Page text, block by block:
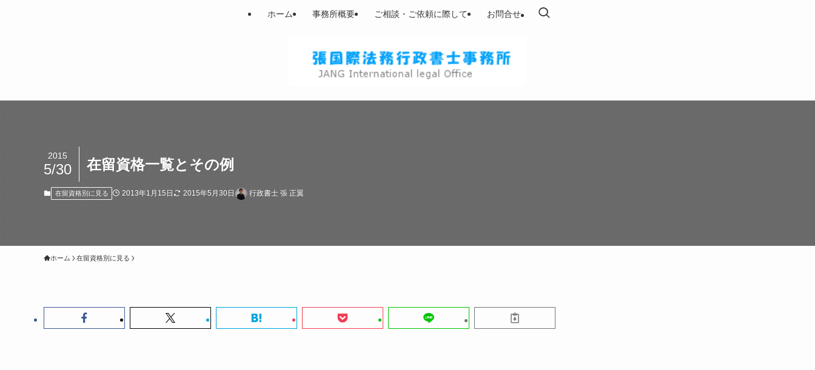
ホーム 事務所概要 ご相談・ご依頼に際して お問合せ
在留資格一覧とその例
2015
5/30
在留資格別に見る 2013年1月15日 2015年5月30日 行政書士 張 正翼
ホーム 在留資格別に見る